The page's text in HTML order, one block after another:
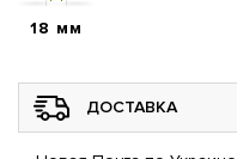
18 мм
ДОСТАВКА